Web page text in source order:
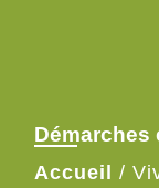
Démarches
Accueil /